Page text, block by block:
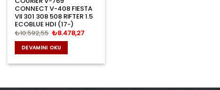
CONNECT V-408 FIESTA
VII 301 308 508 RIFTER 1.5
ECOBLUE HDI (17-)
₺10.592,55 Orijinal
fiyat:
₺10.592,55.
₺8.478,27Şu
DEVAMINI OKU